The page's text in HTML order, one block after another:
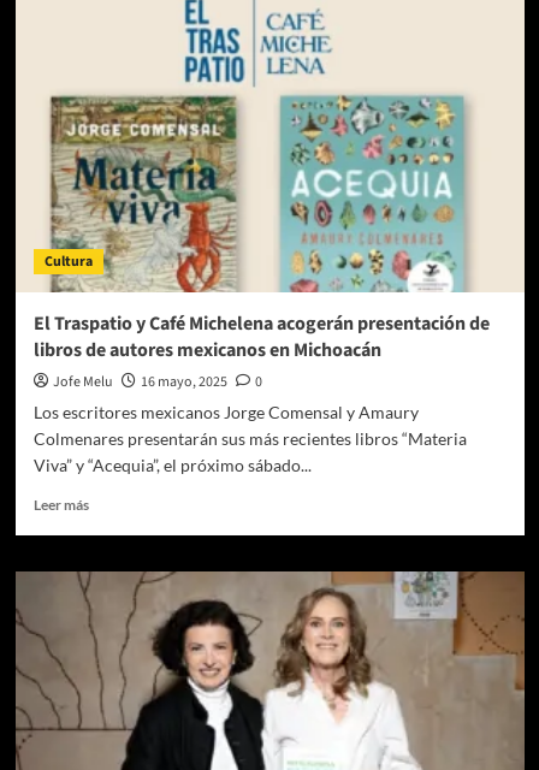
de
Carolina
Concha:
la
novela
que
desarma
el
alma
reconstruye
el
corazón
Cultura
El Traspatio y Café Michelena acogerán presentación de
libros de autores mexicanos en Michoacán
Jofe Melu 16 mayo, 2025
0
Los escritores mexicanos Jorge Comensal y Amaury
Colmenares presentarán sus más recientes libros “Materia
Viva” y “Acequia”, el próximo sábado...
Leer másLeer
El
Traspatio
Café
Michelena
acogerán
presentación
de